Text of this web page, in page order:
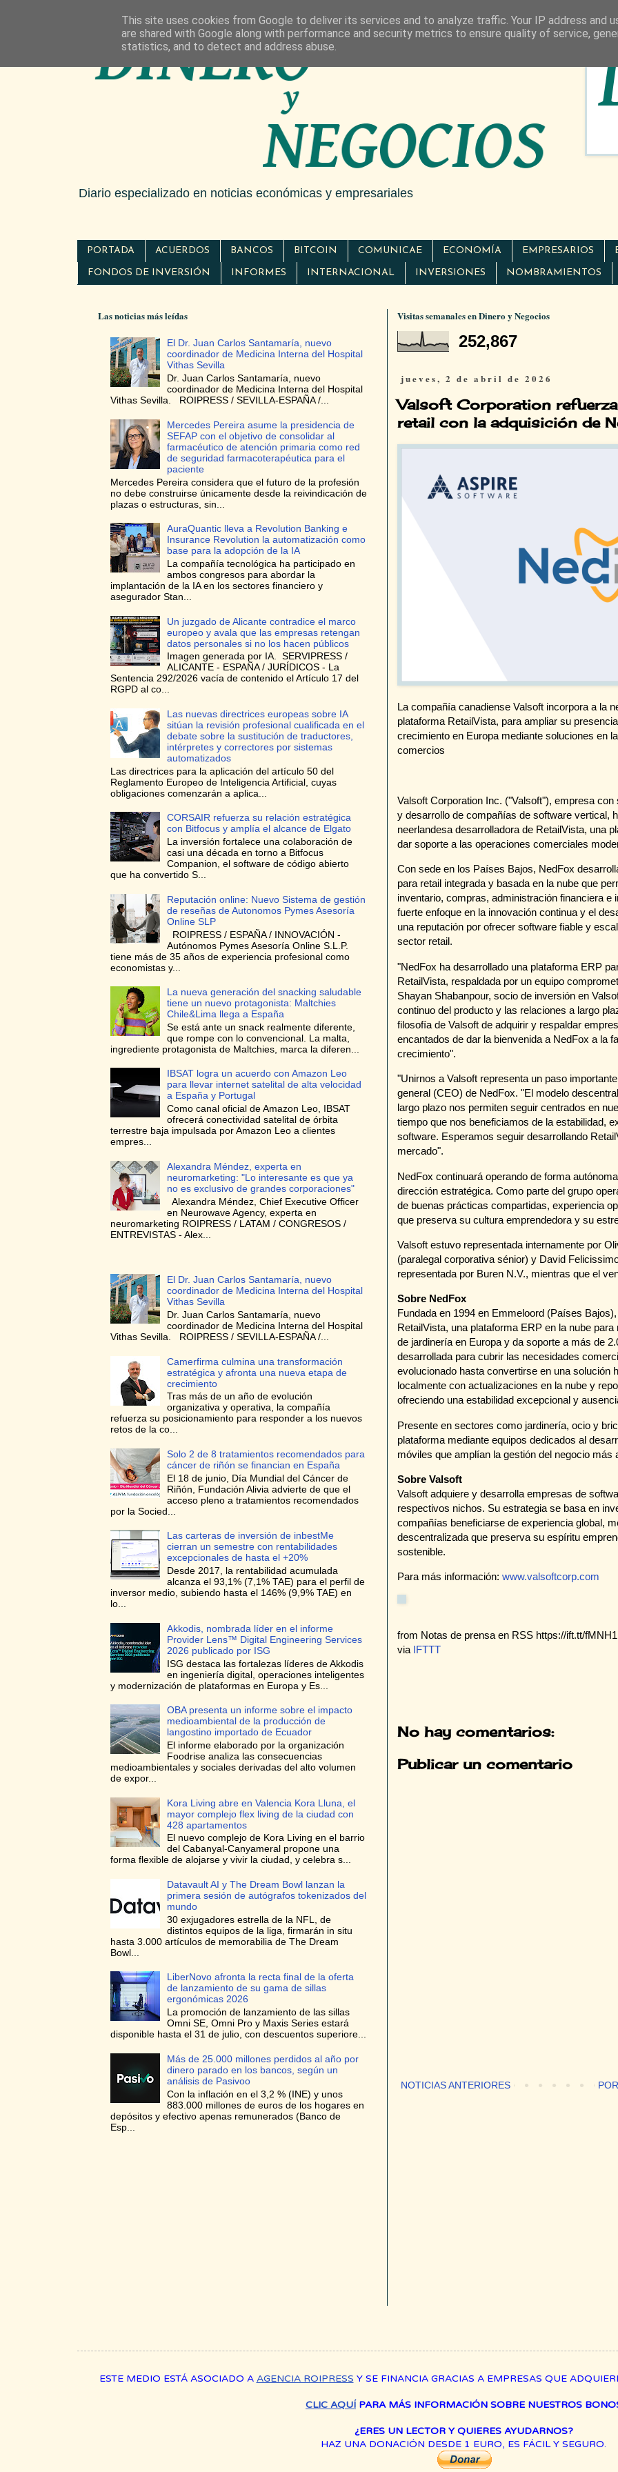
Diario especializado en noticias económicas y empresariales
PORTADA ACUERDOS BANCOS BITCOIN COMUNICAE ECONOMÍA EMPRESARIOS
FONDOS DE INVERSIÓN INFORMES INTERNACIONAL INVERSIONES NOMBRAMIENTOS
Visitas semanales en Dinero y Negocios
252,867
jueves, 2 de abril de 2026
Valsoft Corporation
retail con la adquisición de
La compañía canadiense Valsoft incorpora a la
plataforma RetailVista, para ampliar su
crecimiento en Europa mediante soluciones en
comercios
Valsoft Corporation Inc. ("Valsoft"), empresa
y desarrollo de compañías de software vertical,
neerlandesa desarrolladora de RetailVista, una
dar soporte a las operaciones comerciales
Con sede en los Países Bajos, NedFox
para retail integrada y basada en la nube que
inventario, compras, administración financiera
fuerte enfoque en la innovación continua y el
una reputación por ofrecer software fiable y
sector retail.
"NedFox ha desarrollado una plataforma ERP
RetailVista, respaldada por un equipo
Shayan Shabanpour, socio de inversión en
continuo del producto y las relaciones a largo
filosofía de Valsoft de adquirir y respaldar
encantados de dar la bienvenida a NedFox a la
crecimiento".
"Unirnos a Valsoft representa un paso
general (CEO) de NedFox. "El modelo
largo plazo nos permiten seguir centrados en
tiempo que nos beneficiamos de la estabilidad,
software. Esperamos seguir desarrollando
mercado".
NedFox continuará operando de forma
dirección estratégica. Como parte del grupo
de buenas prácticas compartidas, experiencia
que preserva su cultura emprendedora y su
Valsoft estuvo representada internamente por
(paralegal corporativa sénior) y David
representada por Buren N.V., mientras que el
Sobre NedFox
Fundada en 1994 en Emmeloord (Países
RetailVista, una plataforma ERP en la nube
de jardinería en Europa y da soporte a más de
desarrollada para cubrir las necesidades
evolucionado hasta convertirse en una solución
localmente con actualizaciones en la nube y
ofreciendo una estabilidad excepcional y
Presente en sectores como jardinería, ocio y
plataforma mediante equipos dedicados al
móviles que amplían la gestión del negocio más
Sobre Valsoft
Valsoft adquiere y desarrolla empresas de
respectivos nichos. Su estrategia se basa en
compañías beneficiarse de experiencia global,
descentralizada que preserva su espíritu
sostenible.
Para más información: www.valsoftcorp.com
from Notas de prensa en RSS https://ift.tt/
via IFTTT
No hay comentarios:
Publicar un comentario
NOTICIAS ANTERIORES
Las noticias más leídas
El Dr. Juan Carlos Santamaría, nuevo
coordinador de Medicina Interna del Hospital
Vithas Sevilla
Dr. Juan Carlos Santamaría, nuevo
coordinador de Medicina Interna del Hospital
Vithas Sevilla. ROIPRESS / SEVILLA-ESPAÑA /...
Mercedes Pereira asume la presidencia de
SEFAP con el objetivo de consolidar al
farmacéutico de atención primaria como red
de seguridad farmacoterapéutica para el
paciente
Mercedes Pereira considera que el futuro de la profesión
no debe construirse únicamente desde la reivindicación de
plazas o estructuras, sin...
AuraQuantic lleva a Revolution Banking e
Insurance Revolution la automatización como
base para la adopción de la IA
La compañía tecnológica ha participado en
ambos congresos para abordar la
implantación de la IA en los sectores financiero y
asegurador Stan...
Un juzgado de Alicante contradice el marco
europeo y avala que las empresas retengan
datos personales si no los hacen públicos
Imagen generada por IA. SERVIPRESS /
ALICANTE - ESPAÑA / JURÍDICOS - La
Sentencia 292/2026 vacía de contenido el Artículo 17 del
RGPD al co...
Las nuevas directrices europeas sobre IA
sitúan la revisión profesional cualificada en el
debate sobre la sustitución de traductores,
intérpretes y correctores por sistemas
automatizados
Las directrices para la aplicación del artículo 50 del
Reglamento Europeo de Inteligencia Artificial, cuyas
obligaciones comenzarán a aplica...
CORSAIR refuerza su relación estratégica
con Bitfocus y amplía el alcance de Elgato
La inversión fortalece una colaboración de
casi una década en torno a Bitfocus
Companion, el software de código abierto
que ha convertido S...
Reputación online: Nuevo Sistema de gestión
de reseñas de Autonomos Pymes Asesoría
Online SLP
ROIPRESS / ESPAÑA / INNOVACIÓN -
Autónomos Pymes Asesoría Online S.L.P.
tiene más de 35 años de experiencia profesional como
economistas y...
La nueva generación del snacking saludable
tiene un nuevo protagonista: Maltchies
Chile&Lima llega a España
Se está ante un snack realmente diferente,
que rompe con lo convencional. La malta,
ingrediente protagonista de Maltchies, marca la diferen...
IBSAT logra un acuerdo con Amazon Leo
para llevar internet satelital de alta velocidad
a España y Portugal
Como canal oficial de Amazon Leo, IBSAT
ofrecerá conectividad satelital de órbita
terrestre baja impulsada por Amazon Leo a clientes
empres...
Alexandra Méndez, experta en
neuromarketing: "Lo interesante es que ya
no es exclusivo de grandes corporaciones"
Alexandra Méndez, Chief Executive Officer
en Neurowave Agency, experta en
neuromarketing ROIPRESS / LATAM / CONGRESOS /
ENTREVISTAS - Alex...
El Dr. Juan Carlos Santamaría, nuevo
coordinador de Medicina Interna del Hospital
Vithas Sevilla
Dr. Juan Carlos Santamaría, nuevo
coordinador de Medicina Interna del Hospital
Vithas Sevilla. ROIPRESS / SEVILLA-ESPAÑA /...
Camerfirma culmina una transformación
estratégica y afronta una nueva etapa de
crecimiento
Tras más de un año de evolución
organizativa y operativa, la compañía
refuerza su posicionamiento para responder a los nuevos
retos de la co...
Solo 2 de 8 tratamientos recomendados para
cáncer de riñón se financian en España
El 18 de junio, Día Mundial del Cáncer de
Riñón, Fundación Alivia advierte de que el
acceso pleno a tratamientos recomendados
por la Socied...
Las carteras de inversión de inbestMe
cierran un semestre con rentabilidades
excepcionales de hasta el +20%
Desde 2017, la rentabilidad acumulada
alcanza el 93,1% (7,1% TAE) para el perfil de
inversor medio, subiendo hasta el 146% (9,9% TAE) en
lo...
Akkodis, nombrada líder en el informe
Provider Lens™ Digital Engineering Services
2026 publicado por ISG
ISG destaca las fortalezas líderes de Akkodis
en ingeniería digital, operaciones inteligentes
y modernización de plataformas en Europa y Es...
OBA presenta un informe sobre el impacto
medioambiental de la producción de
langostino importado de Ecuador
El informe elaborado por la organización
Foodrise analiza las consecuencias
medioambientales y sociales derivadas del alto volumen
de expor...
Kora Living abre en Valencia Kora Lluna, el
mayor complejo flex living de la ciudad con
428 apartamentos
El nuevo complejo de Kora Living en el barrio
del Cabanyal-Canyameral propone una
forma flexible de alojarse y vivir la ciudad, y celebra s...
Datavault AI y The Dream Bowl lanzan la
primera sesión de autógrafos tokenizados del
mundo
30 exjugadores estrella de la NFL, de
distintos equipos de la liga, firmarán in situ
hasta 3.000 artículos de memorabilia de The Dream
Bowl...
LiberNovo afronta la recta final de la oferta
de lanzamiento de su gama de sillas
ergonómicas 2026
La promoción de lanzamiento de las sillas
Omni SE, Omni Pro y Maxis Series estará
disponible hasta el 31 de julio, con descuentos superiore...
Más de 25.000 millones perdidos al año por
dinero parado en los bancos, según un
análisis de Pasivoo
Con la inflación en el 3,2 % (INE) y unos
883.000 millones de euros de los hogares en
depósitos y efectivo apenas remunerados (Banco de
Esp...
ESTE MEDIO ESTÁ ASOCIADO A AGENCIA ROIPRESS Y SE FINANCIA GRACIAS A EMPRESAS QUE
CLIC AQUÍ PARA MÁS INFORMACIÓN SOBRE NUESTROS
¿ERES UN LECTOR Y QUIERES AYUDARNOS?
HAZ UNA DONACIÓN DESDE 1 EURO, ES FÁCIL Y SEGURO.
This site uses cookies from Google to deliver its services and to analyze traffic. Your IP address and
are shared with Google along with performance and security metrics to ensure quality of service,
statistics, and to detect and address abuse.